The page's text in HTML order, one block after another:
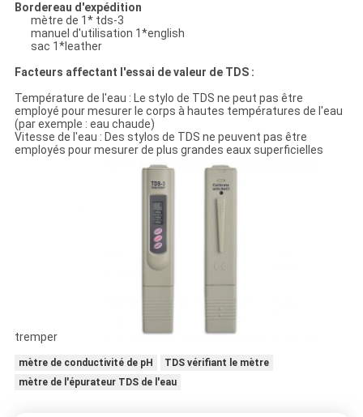
Bordereau d'expédition
mètre de 1* tds-3
manuel d'utilisation 1*english
sac 1*leather
Facteurs affectant l'essai de valeur de TDS :
Température de l'eau : Le stylo de TDS ne peut pas être
employé pour mesurer le corps à hautes températures de l'eau
(par exemple : eau chaude)
Vitesse de l'eau : Des stylos de TDS ne peuvent pas être
employés pour mesurer de plus grandes eaux superficielles
tremper
mètre de conductivité de pH
TDS vérifiant le mètre
mètre de l'épurateur TDS de l'eau